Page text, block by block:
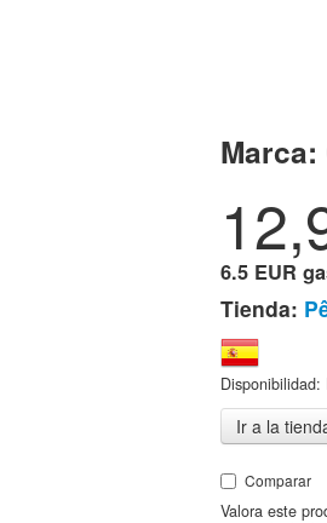
Marca:
6.5 EUR
Tienda:
Ir a la
Comparar
Valora este